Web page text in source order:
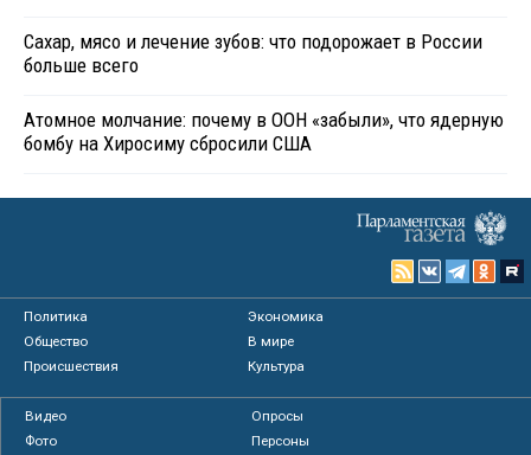
Сахар, мясо и лечение зубов: что подорожает в России
больше всего
Атомное молчание: почему в ООН «забыли», что ядерную
бомбу на Хиросиму сбросили США
Политика
Экономика
Общество
В мире
Происшествия
Культура
Видео
Опросы
Фото
Персоны